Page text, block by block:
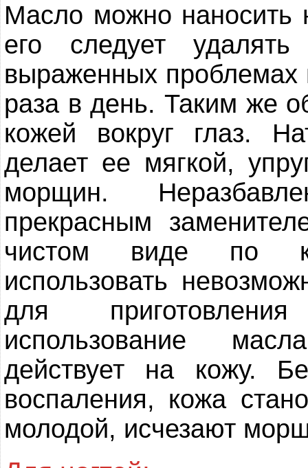
Масло можно наносить
его следует
выраженных проблемах
раза в день. Таким же
кожей вокруг глаз.
делает ее мягкой,
морщин.
прекрасным
чистом виде по
использовать
для
использование
действует на кожу.
воспаления, кожа
молодой, исчезают